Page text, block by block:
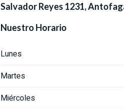
Salvador Reyes 1231,
Nuestro Horario
Lunes
Martes
Miércoles